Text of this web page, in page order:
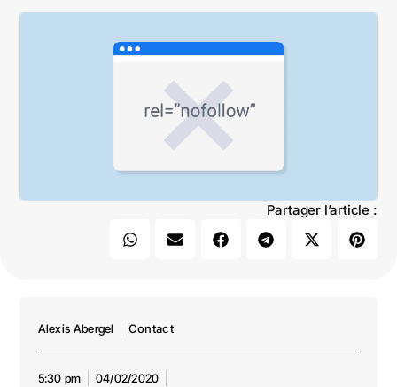
Partager l’article :
Alexis Abergel Contact
5:30 pm
04/02/2020